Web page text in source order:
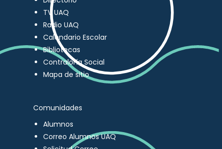
TV UAQ
Radio UAQ
Calendario Escolar
Bibliotecas
Contraloría Social
Mapa de sitio
Comunidades
Alumnos
Correo Alumnos UAQ